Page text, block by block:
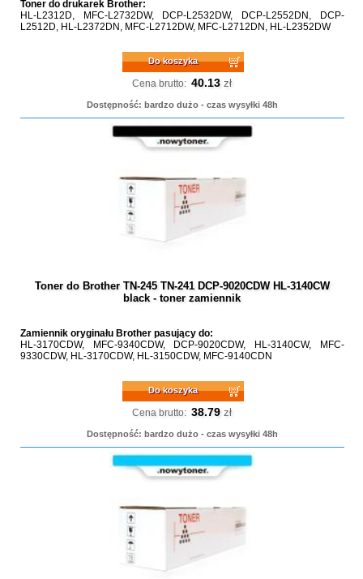
Toner do drukarek Brother:
HL-L2312D, MFC-L2732DW, DCP-L2532DW, DCP-L2552DN, DCP-
L2512D, HL-L2372DN, MFC-L2712DW, MFC-L2712DN, HL-L2352DW
Do koszyka
Cena brutto: 40.13 zł
Dostępność: bardzo dużo - czas wysyłki 48h
Toner do Brother TN-245 TN-241 DCP-9020CDW HL-3140CW
black - toner zamiennik
Zamiennik oryginału Brother pasujący do:
HL-3170CDW, MFC-9340CDW, DCP-9020CDW, HL-3140CW, MFC-
9330CDW, HL-3170CDW, HL-3150CDW, MFC-9140CDN
Do koszyka
Cena brutto: 38.79 zł
Dostępność: bardzo dużo - czas wysyłki 48h